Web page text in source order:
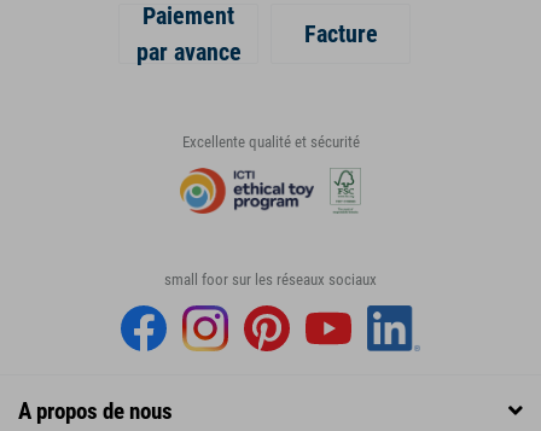
Paiement
par avance
Facture
Excellente qualité et sécurité
small foor sur les réseaux sociaux
A propos de nous